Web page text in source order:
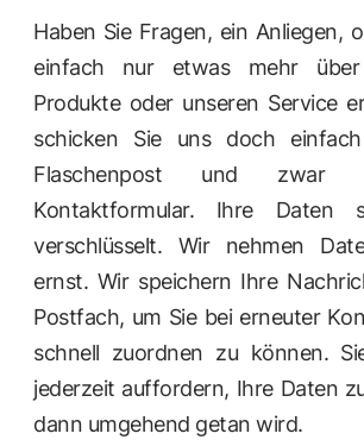
Haben Sie Fragen, ein Anliegen,
einfach nur etwas mehr
Produkte oder unseren Service
schicken Sie uns doch
Flaschenpost und zwar
Kontaktformular. Ihre Daten
verschlüsselt. Wir nehmen
ernst. Wir speichern Ihre
Postfach, um Sie bei erneuter
schnell zuordnen zu können.
jederzeit auffordern, Ihre Daten
dann umgehend getan wird.